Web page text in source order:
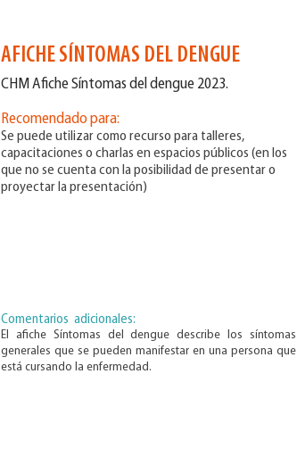
El afiche Síntomas del dengue describe los síntomas
generales que se pueden manifestar en una persona que
está cursando la enfermedad.
AFICHE SÍNTOMAS DEL DENGUE
CHM Afiche Síntomas del dengue 2023.
Se puede utilizar como recurso para talleres,
capacitaciones o charlas en espacios públicos (en los
que no se cuenta con la posibilidad de presentar o
proyectar la presentación)
Recomendado para:
Comentarios adicionales: